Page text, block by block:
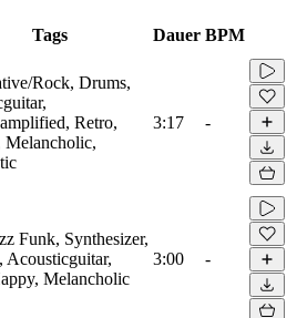
Tags Dauer BPM
Rock, Drums,
Retro,
Melancholic,
3:17 -
Funk, Synthesizer,
Acousticguitar,
Melancholic
3:00 -